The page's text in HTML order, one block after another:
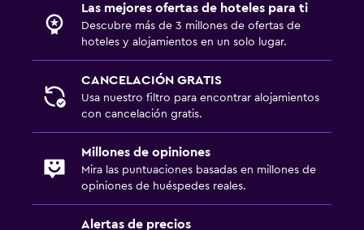
Las mejores ofertas de hoteles para ti
Descubre más de 3 millones de ofertas de
hoteles y alojamientos en un solo lugar.
CANCELACIÓN GRATIS
Usa nuestro filtro para encontrar alojamientos
con cancelación gratis.
Millones de opiniones
Mira las puntuaciones basadas en millones de
opiniones de huéspedes reales.
Alertas de precios